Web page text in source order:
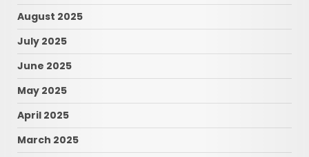
August 2025
July 2025
June 2025
May 2025
April 2025
March 2025